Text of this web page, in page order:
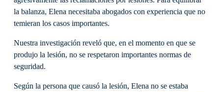
la balanza, Elena necesitaba abogados con experiencia que no
temieran los casos importantes.
Nuestra investigación reveló que, en el momento en que se
produjo la lesión, no se respetaron importantes normas de
seguridad.
Según la persona que causó la lesión, Elena no se estaba